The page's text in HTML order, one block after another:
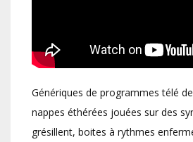
Génériques de programmes télé
nappes éthérées jouées sur des
grésillent, boites à rythmes